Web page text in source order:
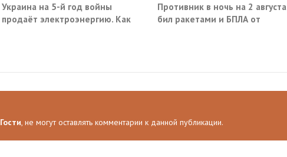
Украина на 5-й год войны
продаёт электроэнергию. Как
Противник в ночь на 2 августа
бил ракетами и БПЛА от
Гости, не могут оставлять комментарии к данной публикации.